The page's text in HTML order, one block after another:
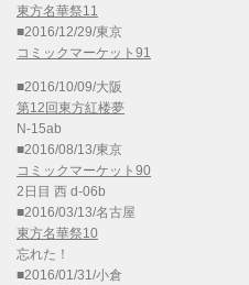
東方名華祭11
■2016/12/29/東京
コミックマーケット91
■2016/10/09/大阪
第12回東方紅楼夢
N-15ab
■2016/08/13/東京
コミックマーケット90
2日目 西 d-06b
■2016/03/13/名古屋
東方名華祭10
忘れた！
■2016/01/31/小倉